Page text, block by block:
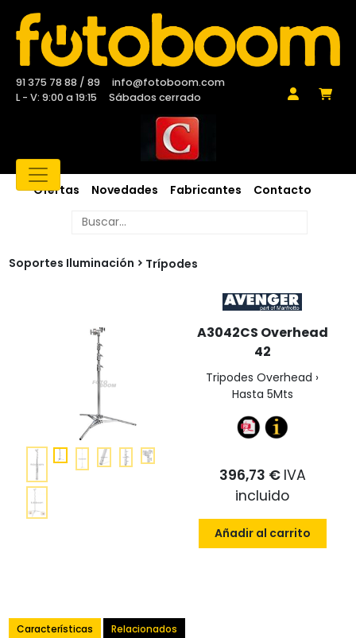
91 375 78 88 / 89
info@fotoboom.com
L - V: 9:00 a 19:15
Sábados cerrado
Ofertas Novedades Fabricantes Contacto
Soportes Iluminación Trípodes
A3042CS Overhead
42
Tripodes Overhead ›
Hasta 5Mts
396,73 € IVA
incluido
Añadir al carrito
Características Relacionados